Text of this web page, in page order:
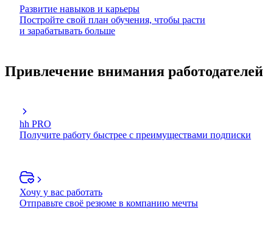
Развитие навыков и карьеры
Постройте свой план обучения, чтобы расти
и зарабатывать больше
Привлечение внимания работодателей
hh PRO
Получите работу быстрее с преимуществами подписки
Хочу у вас работать
Отправьте своё резюме в компанию мечты